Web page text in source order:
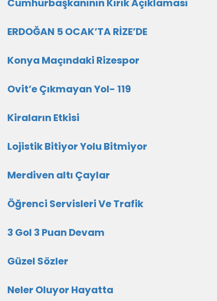
Cumhurbaşkanının Kırık Açıklaması
ERDOĞAN 5 OCAK’TA RİZE’DE
Konya Maçındaki Rizespor
Ovit’e Çıkmayan Yol- 119
Kiraların Etkisi
Lojistik Bitiyor Yolu Bitmiyor
Merdiven altı Çaylar
Öğrenci Servisleri Ve Trafik
3 Gol 3 Puan Devam
Güzel Sözler
Neler Oluyor Hayatta